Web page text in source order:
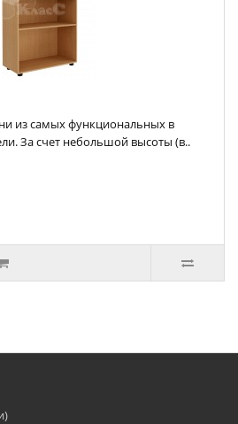
из самых функциональных в
За счет небольшой высоты (в..